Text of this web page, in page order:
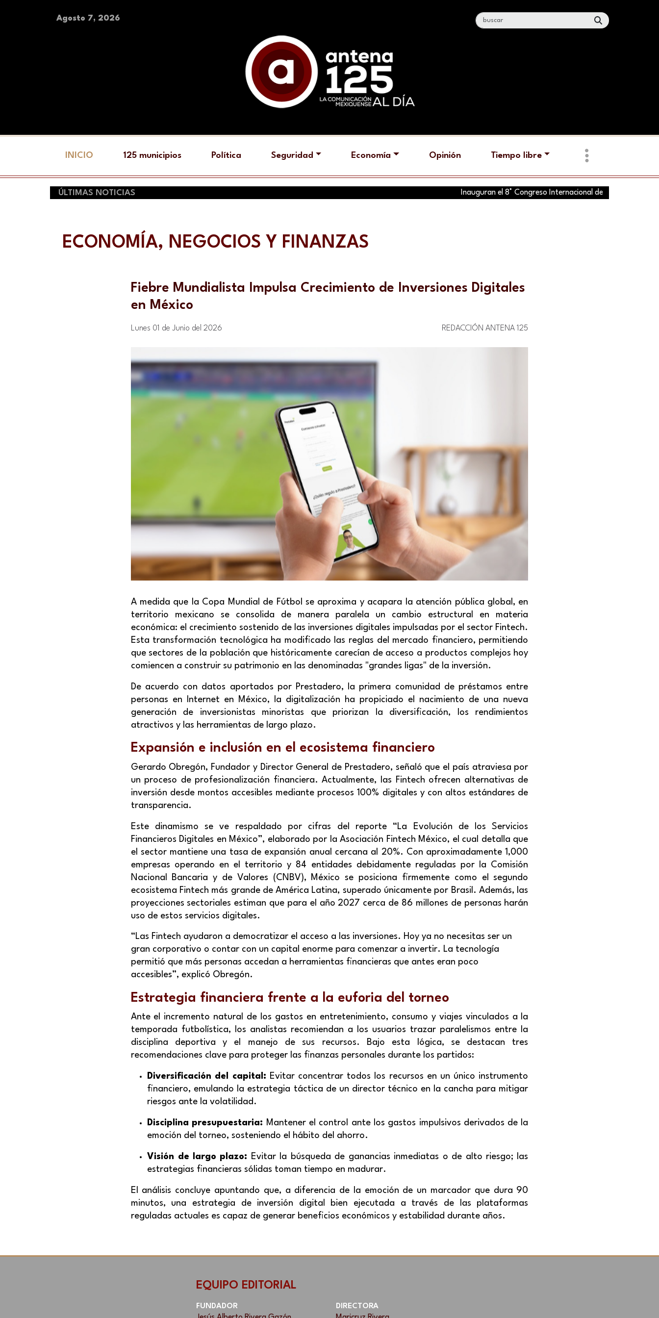
Agosto 7, 2026
INICIO 125 municipios Política Seguridad Economía Opinión Tiempo libre
ÚLTIMAS NOTICIAS Inauguran el 8° Congreso Internacional de Seguridad en
ECONOMÍA, NEGOCIOS Y FINANZAS
Fiebre Mundialista Impulsa Crecimiento de Inversiones Digitales
en México
Lunes 01 de Junio del 2026 REDACCIÓN ANTENA 125
A medida que la Copa Mundial de Fútbol se aproxima y acapara la atención pública global, en
territorio mexicano se consolida de manera paralela un cambio estructural en materia
económica: el crecimiento sostenido de las inversiones digitales impulsadas por el sector Fintech.
Esta transformación tecnológica ha modificado las reglas del mercado financiero, permitiendo
que sectores de la población que históricamente carecían de acceso a productos complejos hoy
comiencen a construir su patrimonio en las denominadas "grandes ligas" de la inversión.
De acuerdo con datos aportados por Prestadero, la primera comunidad de préstamos entre
personas en Internet en México, la digitalización ha propiciado el nacimiento de una nueva
generación de inversionistas minoristas que priorizan la diversificación, los rendimientos
atractivos y las herramientas de largo plazo.
Expansión e inclusión en el ecosistema financiero
Gerardo Obregón, Fundador y Director General de Prestadero, señaló que el país atraviesa por
un proceso de profesionalización financiera. Actualmente, las Fintech ofrecen alternativas de
inversión desde montos accesibles mediante procesos 100% digitales y con altos estándares de
transparencia.
Este dinamismo se ve respaldado por cifras del reporte “La Evolución de los Servicios
Financieros Digitales en México”, elaborado por la Asociación Fintech México, el cual detalla que
el sector mantiene una tasa de expansión anual cercana al 20%. Con aproximadamente 1,000
empresas operando en el territorio y 84 entidades debidamente reguladas por la Comisión
Nacional Bancaria y de Valores (CNBV), México se posiciona firmemente como el segundo
ecosistema Fintech más grande de América Latina, superado únicamente por Brasil. Además, las
proyecciones sectoriales estiman que para el año 2027 cerca de 86 millones de personas harán
uso de estos servicios digitales.
“Las Fintech ayudaron a democratizar el acceso a las inversiones. Hoy ya no necesitas ser un
gran corporativo o contar con un capital enorme para comenzar a invertir. La tecnología
permitió que más personas accedan a herramientas financieras que antes eran poco
accesibles”, explicó Obregón.
Estrategia financiera frente a la euforia del torneo
Ante el incremento natural de los gastos en entretenimiento, consumo y viajes vinculados a la
temporada futbolística, los analistas recomiendan a los usuarios trazar paralelismos entre la
disciplina deportiva y el manejo de sus recursos. Bajo esta lógica, se destacan tres
recomendaciones clave para proteger las finanzas personales durante los partidos:
Diversificación del capital: Evitar concentrar todos los recursos en un único instrumento
financiero, emulando la estrategia táctica de un director técnico en la cancha para mitigar
riesgos ante la volatilidad.
Disciplina presupuestaria: Mantener el control ante los gastos impulsivos derivados de la
emoción del torneo, sosteniendo el hábito del ahorro.
Visión de largo plazo: Evitar la búsqueda de ganancias inmediatas o de alto riesgo; las
estrategias financieras sólidas toman tiempo en madurar.
El análisis concluye apuntando que, a diferencia de la emoción de un marcador que dura 90
minutos, una estrategia de inversión digital bien ejecutada a través de las plataformas
reguladas actuales es capaz de generar beneficios económicos y estabilidad durante años.
EQUIPO EDITORIAL
FUNDADOR
DIRECTORA